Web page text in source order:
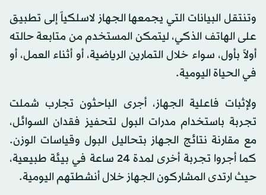
وتنتقل البيانات التي يجمعها الجهاز لاسلكياً إلى تطبيق
على الهاتف الذكي، ليتمكن المستخدم من متابعة حالته
أولاً بأول، سواء خلال التمارين الرياضية، أو أثناء العمل، أو
في الحياة اليومية.
ولإثبات فاعلية الجهاز، أجرى الباحثون تجارب شملت
تجربة باستخدام مدرات البول لتحفيز فقدان السوائل،
مع مقارنة نتائج الجهاز بتحاليل البول وقياسات الوزن.
كما أجروا تجربة أخرى لمدة 24 ساعة في بيئة طبيعية،
حيث ارتدى المشاركون الجهاز خلال أنشطتهم اليومية.